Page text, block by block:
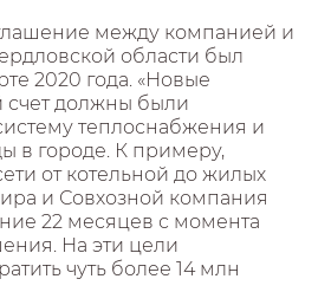
между компанией и
области был
2020 года. «Новые
счет должны были
теплоснабжения и
в городе. К примеру,
от котельной до жилых
и Совхозной компания
22 месяцев с момента
На эти цели
чуть более 14 млн